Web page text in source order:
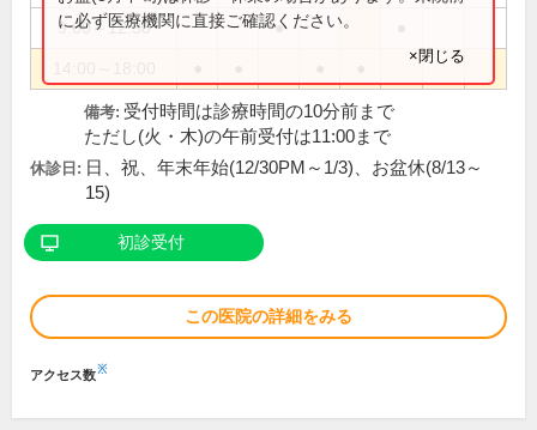
9:00～12:30 ●
に必ず医療機関に直接ご確認ください。
×閉じる
備考: 受付時間は診療時間の10分前まで
ただし(火・木)の午前受付は11:00まで
休診日: 日、祝、年末年始(12/30PM～1/3)、お盆休(8/13～
15)
初診受付
この医院の詳細をみる
アクセス数※